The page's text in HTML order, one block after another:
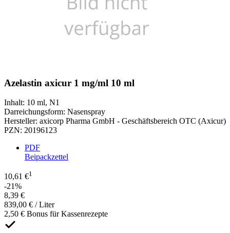
Azelastin axicur 1 mg/ml 10 ml
Inhalt: 10 ml, N1
Darreichungsform: Nasenspray
Hersteller: axicorp Pharma GmbH - Geschäftsbereich OTC (Axicur)
PZN: 20196123
PDF
Beipackzettel
10,61 €1
-21%
8,39 €
839,00 € / Liter
2,50 € Bonus für Kassenrezepte